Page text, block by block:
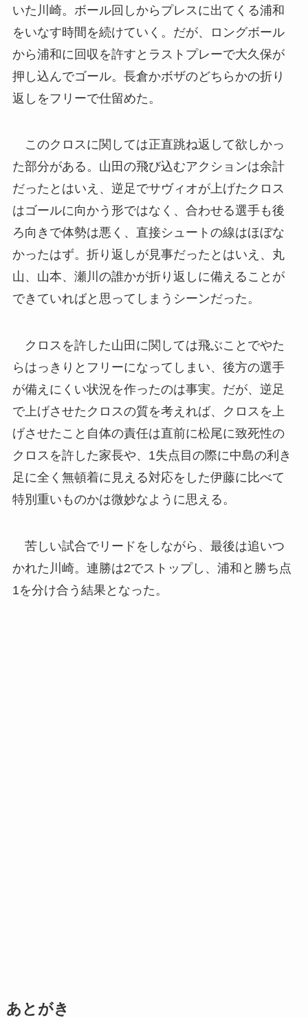
いた川崎。ボール回しからプレスに出てくる浦和
をいなす時間を続けていく。だが、ロングボール
から浦和に回収を許すとラストプレーで大久保が
押し込んでゴール。長倉かボザのどちらかの折り
返しをフリーで仕留めた。
このクロスに関しては正直跳ね返して欲しかっ
た部分がある。山田の飛び込むアクションは余計
だったとはいえ、逆足でサヴィオが上げたクロス
はゴールに向かう形ではなく、合わせる選手も後
ろ向きで体勢は悪く、直接シュートの線はほぼな
かったはず。折り返しが見事だったとはいえ、丸
山、山本、瀬川の誰かが折り返しに備えることが
できていればと思ってしまうシーンだった。
クロスを許した山田に関しては飛ぶことでやた
らはっきりとフリーになってしまい、後方の選手
が備えにくい状況を作ったのは事実。だが、逆足
で上げさせたクロスの質を考えれば、クロスを上
げさせたこと自体の責任は直前に松尾に致死性の
クロスを許した家長や、1失点目の際に中島の利き
足に全く無頓着に見える対応をした伊藤に比べて
特別重いものかは微妙なように思える。
苦しい試合でリードをしながら、最後は追いつ
かれた川崎。連勝は2でストップし、浦和と勝ち点
1を分け合う結果となった。
あとがき